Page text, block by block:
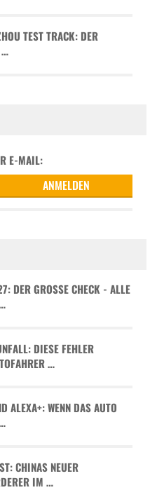
TEST TRACK: DER
…
E-MAIL:
DER GROSSE CHECK - ALLE D
DIESE FEHLER
…
ALEXA+: WENN DAS AUTO
CHINAS NEUER
IM …